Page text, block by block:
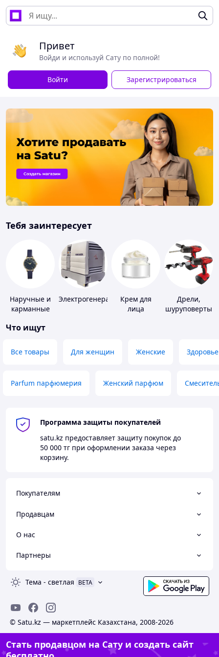
Привет
Войди и используй Сату по полной!
Войти Зарегистрироваться
Тебя заинтересует
Наручные и
карманные
ЭлектрогенераторыКрем для
лица
Дрели,
шуруповерты
Что ищут
Все товары Для женщин Женские Здоровье
Parfum парфюмерия Женский парфюм
Программа защиты покупателей
satu.kz предоставляет защиту покупок до
50 000 тг при оформлении заказа через
корзину.
Покупателям
Продавцам
О нас
Партнеры
Тема - светлая BETA
© Satu.kz — маркетплейс Казахстана, 2008-2026
Стать продавцом на Сату и создать сайт